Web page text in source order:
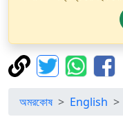
অমরকোষ English